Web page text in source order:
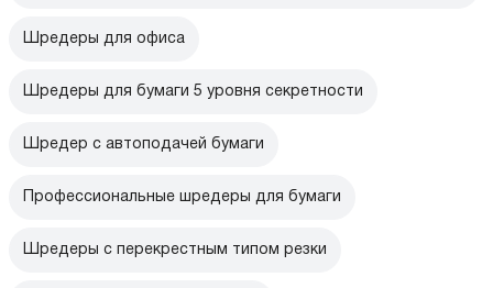
Шредеры для офиса
Шредеры для бумаги 5 уровня секретности
Шредер с автоподачей бумаги
Профессиональные шредеры для бумаги
Шредеры с перекрестным типом резки